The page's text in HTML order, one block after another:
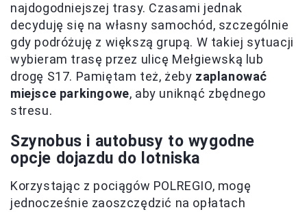
najdogodniejszej trasy. Czasami jednak
decyduję się na własny samochód, szczególnie
gdy podróżuję z większą grupą. W takiej sytuacji
wybieram trasę przez ulicę Mełgiewską lub
drogę S17. Pamiętam też, żeby zaplanować
miejsce parkingowe, aby uniknąć zbędnego
stresu.
Szynobus i autobusy to wygodne
opcje dojazdu do lotniska
Korzystając z pociągów POLREGIO, mogę
jednocześnie zaoszczędzić na opłatach